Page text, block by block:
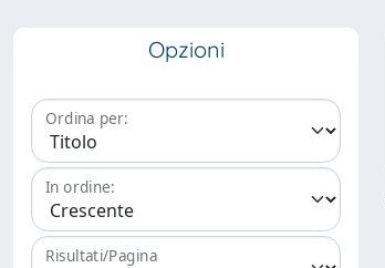
Opzioni
Ordina per:
In ordine:
Risultati/Pagina